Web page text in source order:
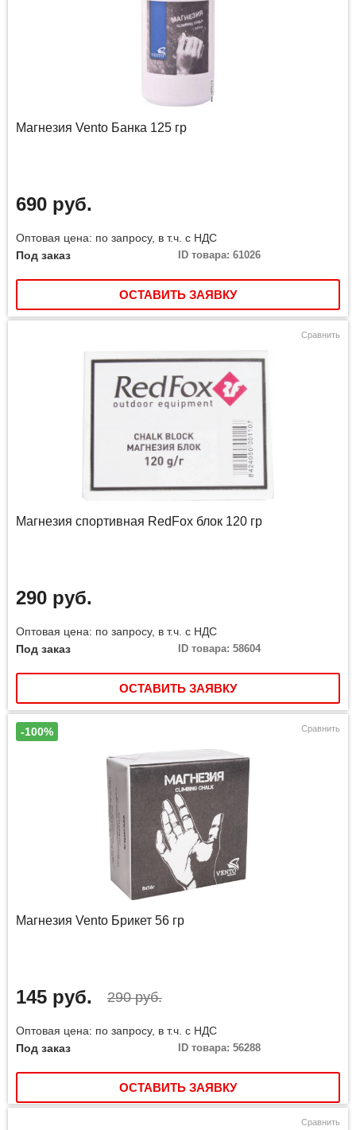
Магнезия Vento Банка 125 гр
690 руб.
Оптовая цена: по запросу, в т.ч. с НДС
Под заказ
ID товара: 61026
ОСТАВИТЬ ЗАЯВКУ
Сравнить
Магнезия спортивная RedFox блок 120 гр
290 руб.
Оптовая цена: по запросу, в т.ч. с НДС
Под заказ
ID товара: 58604
ОСТАВИТЬ ЗАЯВКУ
-100% Сравнить
Магнезия Vento Брикет 56 гр
145 руб. 290 руб.
Оптовая цена: по запросу, в т.ч. с НДС
Под заказ
ID товара: 56288
ОСТАВИТЬ ЗАЯВКУ
Сравнить